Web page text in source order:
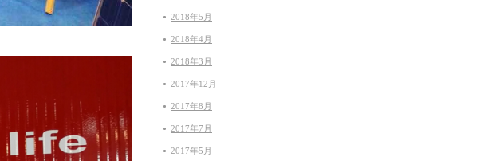
2018年5月
2018年4月
2018年3月
2017年12月
2017年8月
2017年7月
2017年5月